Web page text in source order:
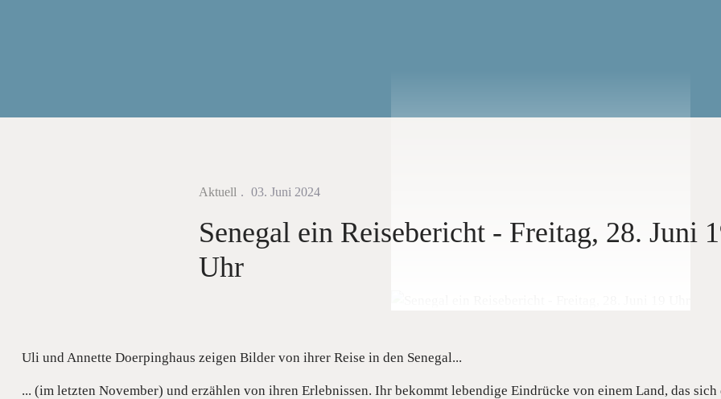
Aktuell 03. Juni 2024
Senegal ein Reisebericht - Freitag, 28. Juni
Uhr
Uli und Annette Doerpinghaus zeigen Bilder von ihrer Reise in den Senegal...
... (im letzten November) und erzählen von ihren Erlebnissen. Ihr bekommt lebendige Eindrücke von einem Land, das